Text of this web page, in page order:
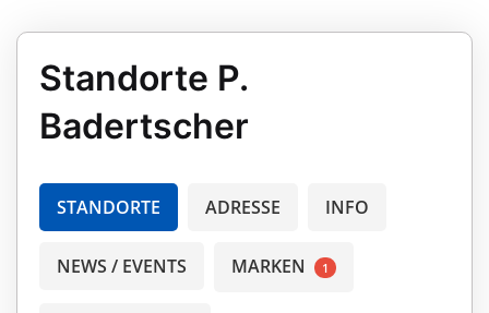
Standorte P.
Badertscher
STANDORTE ADRESSE INFO
NEWS / EVENTS MARKEN 1